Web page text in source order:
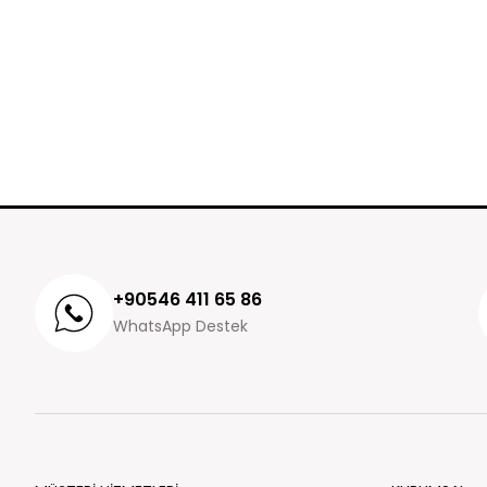
+90546 411 65 86
WhatsApp Destek